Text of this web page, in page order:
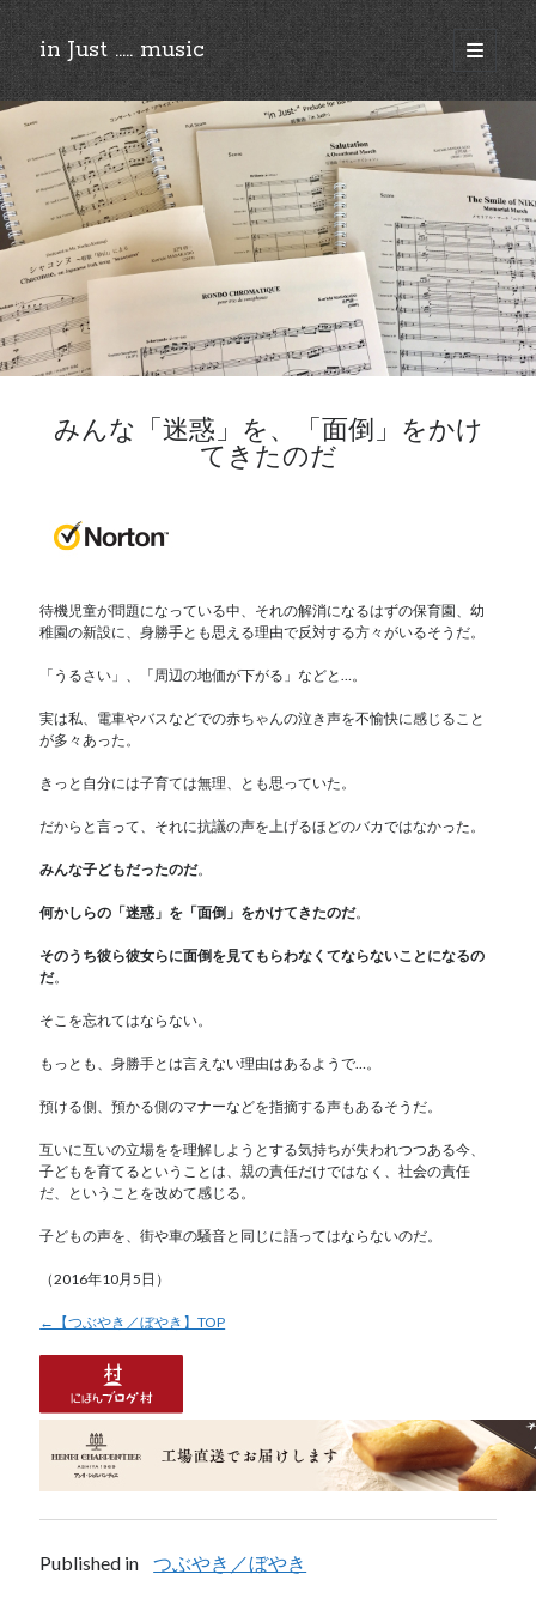
in Just ..... music
open
primary
menu
Sidebar
©︎2018-2025 by Ken’ichi MASAKADO, All rights reserved.
みんな「迷惑」を、「面倒」をかけ
てきたのだ
待機児童が問題になっている中、それの解消になるはずの保育園、幼
稚園の新設に、身勝手とも思える理由で反対する方々がいるそうだ。
「うるさい」、「周辺の地価が下がる」などと…。
実は私、電車やバスなどでの赤ちゃんの泣き声を不愉快に感じること
が多々あった。
きっと自分には子育ては無理、とも思っていた。
だからと言って、それに抗議の声を上げるほどのバカではなかった。
みんな子どもだったのだ。
何かしらの「迷惑」を「面倒」をかけてきたのだ。
そのうち彼ら彼女らに面倒を見てもらわなくてならないことになるの
だ。
そこを忘れてはならない。
もっとも、身勝手とは言えない理由はあるようで…。
預ける側、預かる側のマナーなどを指摘する声もあるそうだ。
互いに互いの立場をを理解しようとする気持ちが失われつつある今、
子どもを育てるということは、親の責任だけではなく、社会の責任
だ、ということを改めて感じる。
子どもの声を、街や車の騒音と同じに語ってはならないのだ。
（2016年10月5日）
←【つぶやき／ぼやき】TOP
Published in つぶやき／ぼやき